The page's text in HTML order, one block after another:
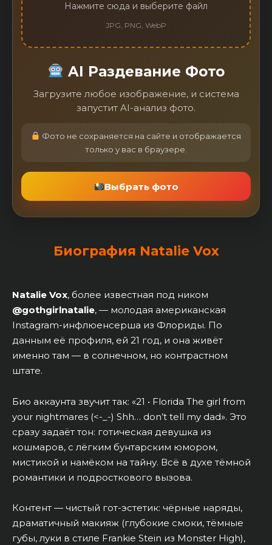
Нажмите сюда и выберите файл
JPG, PNG, WebP
AI Раздевание Фото
Загрузите любое изображение, и система
запустит AI-анализ фото.
Фото не сохраняется на сайте и отображается
только у вас в браузере.
Выбрать фото
Биография Natalie Vox
Natalie Vox, более известная под ником
@gothgirlnatalie, — молодая американская
Instagram-инфлюенсерша из Флориды. По
данным её профиля, ей 21 год, и она живёт
именно там — в солнечном, но контрастном
штате.
Био аккаунта звучит так: «21 • Florida The girl from
your nightmares (<-_-) Shh… don’t tell my dad». Это
сразу задаёт тон: готическая девушка из
кошмаров, с лёгким бунтарским юмором,
мистикой и намёком на тайну. Всё в духе тёмной
романтики и подросткового вызова.
Контент — чистый гот-эстетик: чёрные наряды,
драматичный макияж (глубокие смоки, тёмные
губы, луки в стиле Frankie Stein из Monster High),